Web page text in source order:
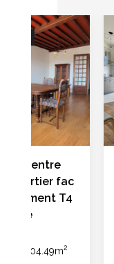
centre
quartier fac
T4
vue
104.49m2